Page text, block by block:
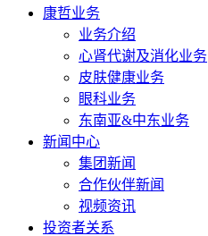
康哲业务
业务介绍
心肾代谢及消化业务
皮肤健康业务
眼科业务
东南亚&中东业务
新闻中心
集团新闻
合作伙伴新闻
视频资讯
投资者关系